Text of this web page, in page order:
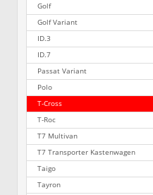
Golf
Golf Variant
ID.3
ID.7
Passat Variant
Polo
T-Cross
T-Roc
T7 Multivan
T7 Transporter Kastenwagen
Taigo
Tayron